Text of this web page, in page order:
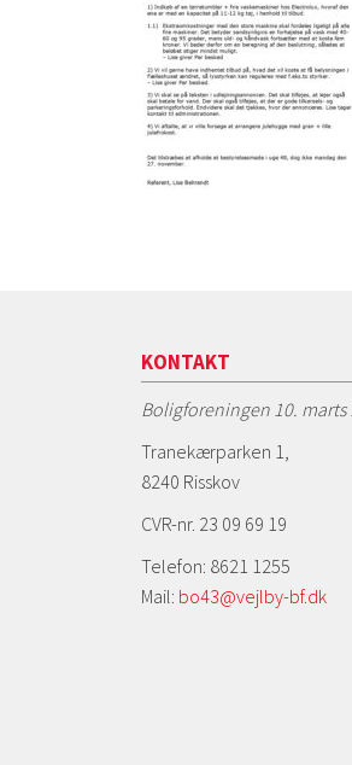
KONTAKT
Boligforeningen 10. marts
Tranekærparken 1,
8240 Risskov
CVR-nr. 23 09 69 19
Telefon: 8621 1255
Mail: bo43@vejlby-bf.dk